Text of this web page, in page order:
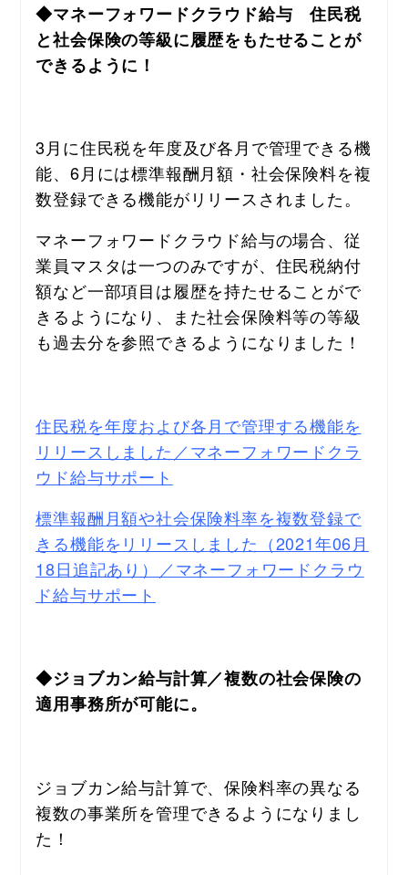
◆マネーフォワードクラウド給与　住民税
と社会保険の等級に履歴をもたせることが
できるように！
3月に住民税を年度及び各月で管理できる機
能、6月には標準報酬月額・社会保険料を複
数登録できる機能がリリースされました。
マネーフォワードクラウド給与の場合、従
業員マスタは一つのみですが、住民税納付
額など一部項目は履歴を持たせることがで
きるようになり、また社会保険料等の等級
も過去分を参照できるようになりました！
住民税を年度および各月で管理する機能を
リリースしました／マネーフォワードクラ
ウド給与サポート
標準報酬月額や社会保険料率を複数登録で
きる機能をリリースしました（2021年06月
18日追記あり）／マネーフォワードクラウ
ド給与サポート
◆ジョブカン給与計算／複数の社会保険の
適用事務所が可能に。
ジョブカン給与計算で、保険料率の異なる
複数の事業所を管理できるようになりまし
た！